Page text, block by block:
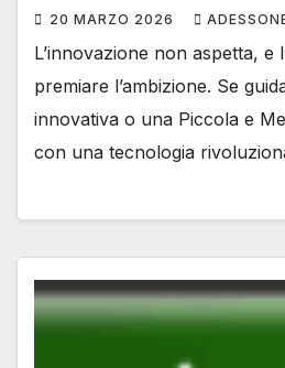
– Finsubito –
#Adessonews –
Adessonews
20 MARZO 2026
L’innovazione non aspetta, e
premiare l’ambizione. Se
innovativa o una Piccola e
con una tecnologia